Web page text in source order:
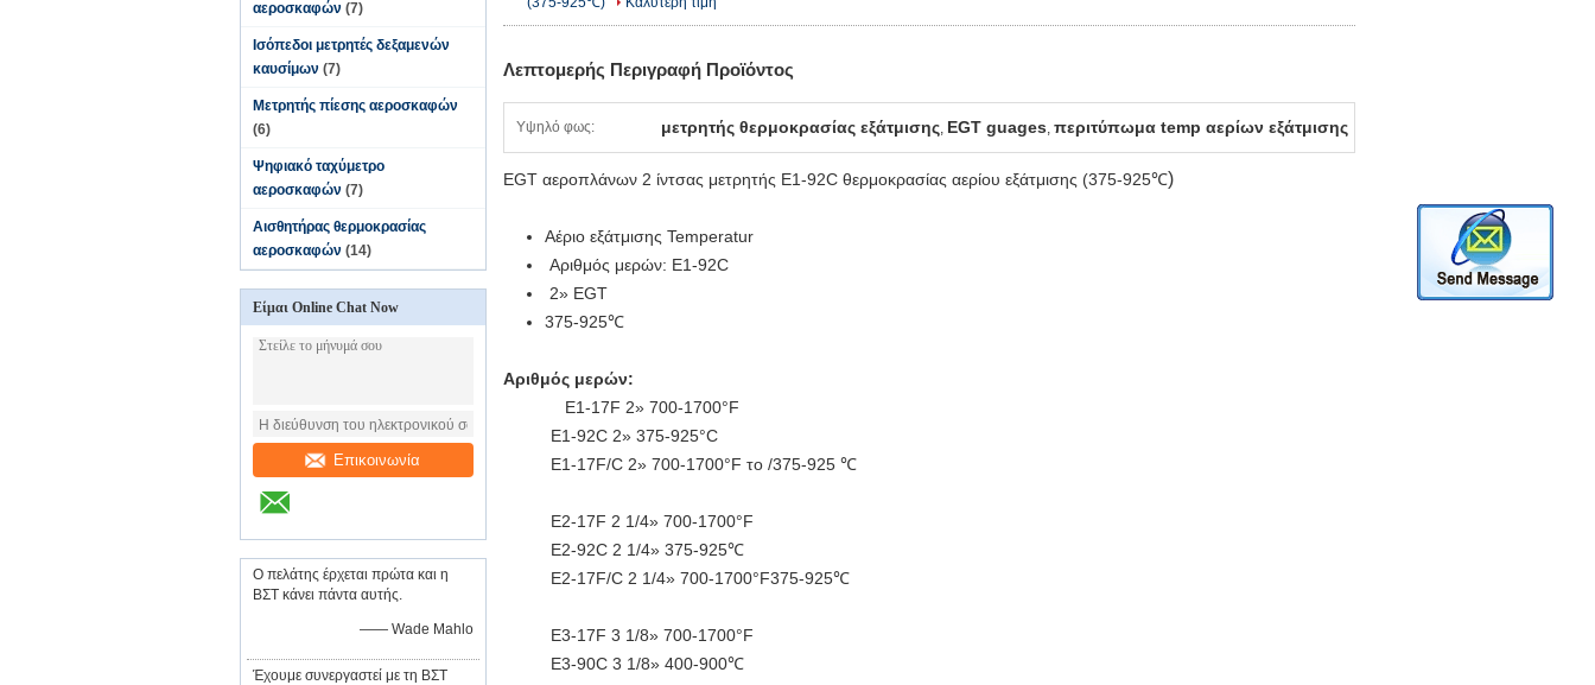
αεροσκαφών (7)
Ισόπεδοι μετρητές δεξαμενών
καυσίμων (7)
Μετρητής πίεσης αεροσκαφών
(6)
Ψηφιακό ταχύμετρο
αεροσκαφών (7)
Αισθητήρας θερμοκρασίας
αεροσκαφών (14)
Είμαι Online Chat Now
Επικοινωνία
Ο πελάτης έρχεται πρώτα και η
ΒΣΤ κάνει πάντα αυτής.
—— Wade Mahlo
Έχουμε συνεργαστεί με τη ΒΣΤ
Λεπτομερής Περιγραφή Προϊόντος
Υψηλό φως: μετρητής θερμοκρασίας εξάτμισης, EGT guages, περιτύπωμα temp αερίων εξάτμισης
EGT αεροπλάνων 2 ίντσας μετρητής E1-92C θερμοκρασίας αερίου εξάτμισης (375-925℃)
Αέριο εξάτμισης Temperatur
Αριθμός μερών: E1-92C
2» EGT
375-925℃
Αριθμός μερών:
E1-17F 2» 700-1700°F
E1-92C 2» 375-925°C
E1-17F/C 2» 700-1700°F το /375-925 ℃
E2-17F 2 1/4» 700-1700°F
E2-92C 2 1/4» 375-925℃
E2-17F/C 2 1/4» 700-1700°F375-925℃
E3-17F 3 1/8» 700-1700°F
E3-90C 3 1/8» 400-900℃